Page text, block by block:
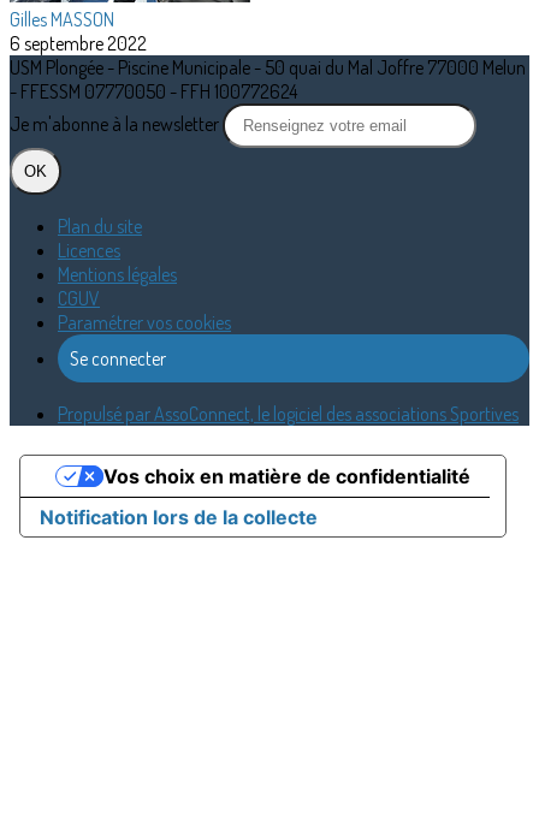
Gilles MASSON
6 septembre 2022
USM Plongée - Piscine Municipale - 50 quai du Mal Joffre 77000 Melun
- FFESSM 07770050 - FFH 100772624
Je m'abonne à la newsletter
OK
Plan du site
Licences
Mentions légales
CGUV
Paramétrer vos cookies
Se connecter
Propulsé par AssoConnect, le logiciel des associations Sportives
Notification lors de la collecte
Vos choix en matière de confidentialité